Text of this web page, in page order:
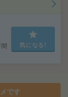
気になる!
です